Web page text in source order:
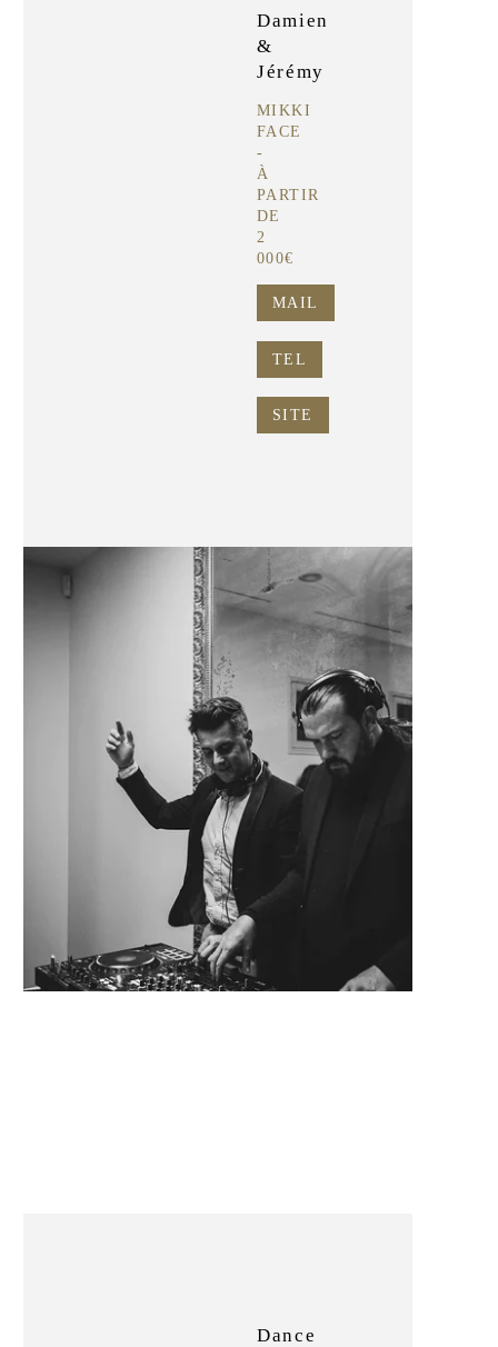
Damien
&
Jérémy
MIKKI
FACE
-
À
PARTIR
DE
2
000€
MAIL
TEL
SITE
Dance